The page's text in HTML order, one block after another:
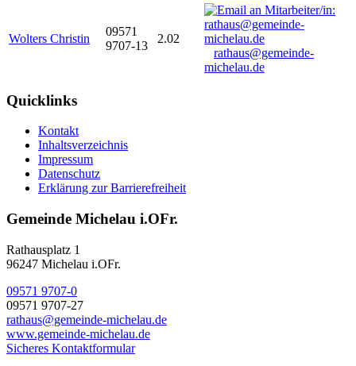
Wolters Christin
09571
9707-13
2.02
rathaus@gemeinde-
michelau.de
Quicklinks
Kontakt
Inhaltsverzeichnis
Impressum
Datenschutz
Erklärung zur Barrierefreiheit
Gemeinde Michelau i.OFr.
Rathausplatz 1
96247 Michelau i.OFr.
09571 9707-0
09571 9707-27
rathaus@gemeinde-michelau.de
www.gemeinde-michelau.de
Sicheres Kontaktformular